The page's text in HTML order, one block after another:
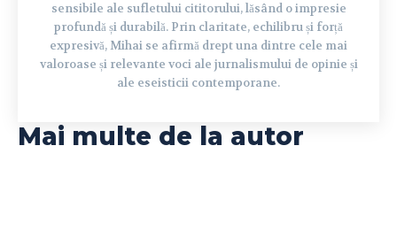
sensibile ale sufletului cititorului, lăsând o impresie
profundă și durabilă. Prin claritate, echilibru și forță
expresivă, Mihai se afirmă drept una dintre cele mai
valoroase și relevante voci ale jurnalismului de opinie și
ale eseisticii contemporane.
Mai multe de la autor